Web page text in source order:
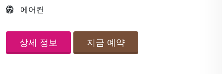
에어컨
상세 정보 지금 예약